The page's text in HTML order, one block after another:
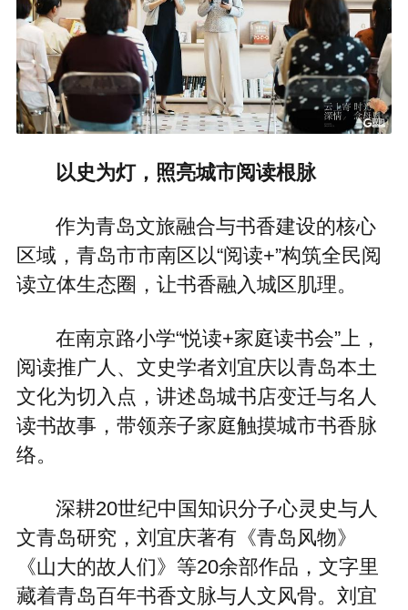
以史为灯，照亮城市阅读根脉
作为青岛文旅融合与书香建设的核心
区域，青岛市市南区以“阅读+”构筑全民阅
读立体生态圈，让书香融入城区肌理。
在南京路小学“悦读+家庭读书会”上，
阅读推广人、文史学者刘宜庆以青岛本土
文化为切入点，讲述岛城书店变迁与名人
读书故事，带领亲子家庭触摸城市书香脉
络。
深耕20世纪中国知识分子心灵史与人
文青岛研究，刘宜庆著有《青岛风物》
《山大的故人们》等20余部作品，文字里
藏着青岛百年书香文脉与人文风骨。刘宜